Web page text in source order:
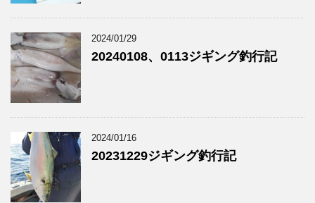
2024/01/29
20240108、0113ジギング釣行記
2024/01/16
20231229ジギング釣行記